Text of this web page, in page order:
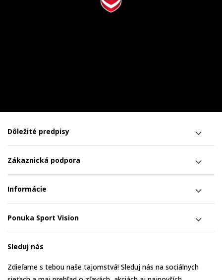
Dôležité predpisy
Zákaznická podpora
Informácie
Ponuka Sport Vision
Sleduj nás
Zdieľame s tebou naše tajomstvá! Sleduj nás na sociálnych